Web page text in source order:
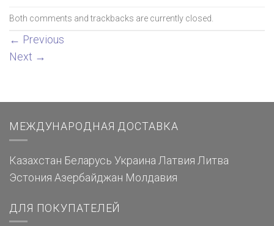
Both comments and trackbacks are currently closed.
← Previous
Next →
МЕЖДУНАРОДНАЯ ДОСТАВКА
Казахстан Беларусь Украина Латвия Литва
Эстония Азербайджан Молдавия
ДЛЯ ПОКУПАТЕЛЕЙ